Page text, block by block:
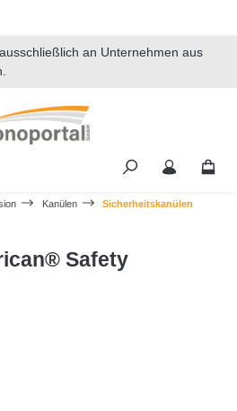
an Unternehmen aus
Kanülen Sicherheitskanülen
Safety